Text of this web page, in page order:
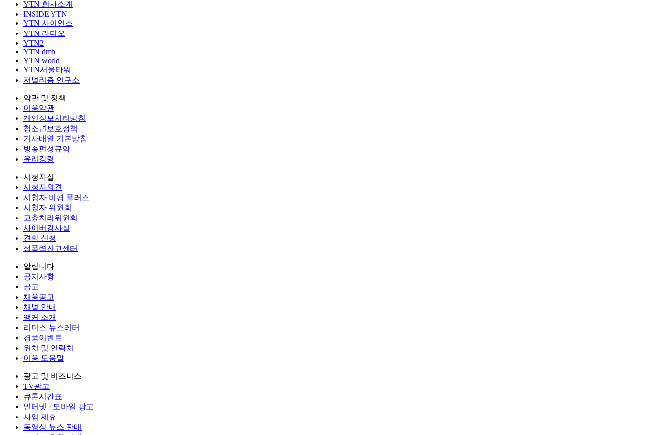
YTN 회사소개
INSIDE YTN
YTN 사이언스
YTN 라디오
YTN2
YTN dmb
YTN world
YTN서울타워
저널리즘 연구소
약관 및 정책
이용약관
개인정보처리방침
청소년보호정책
기사배열 기본방침
방송편성규약
윤리강령
시청자실
시청자의견
시청자 비평 플러스
시청자 위원회
고충처리위원회
사이버감사실
견학 신청
성폭력신고센터
알립니다
공지사항
공고
채용공고
채널 안내
앵커 소개
리더스 뉴스레터
경품이벤트
위치 및 연락처
이용 도움말
광고 및 비즈니스
TV광고
큐톤시간표
인터넷 · 모바일 광고
사업 제휴
동영상 뉴스 판매